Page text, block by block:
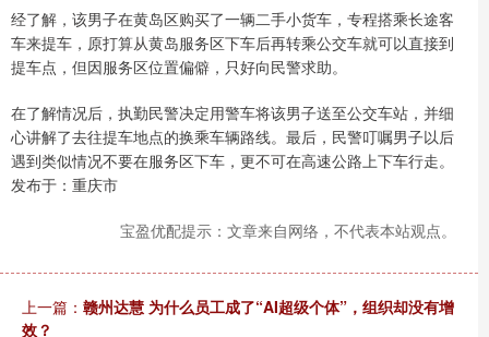
经了解，该男子在黄岛区购买了一辆二手小货车，专程搭乘长途客
车来提车，原打算从黄岛服务区下车后再转乘公交车就可以直接到
提车点，但因服务区位置偏僻，只好向民警求助。
在了解情况后，执勤民警决定用警车将该男子送至公交车站，并细
心讲解了去往提车地点的换乘车辆路线。最后，民警叮嘱男子以后
遇到类似情况不要在服务区下车，更不可在高速公路上下车行走。
发布于：重庆市
宝盈优配提示：文章来自网络，不代表本站观点。
上一篇： 赣州达慧 为什么员工成了“AI超级个体”，组织却没有增
效？